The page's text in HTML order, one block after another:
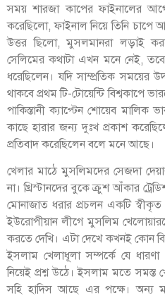
সময় শারজা কাপের ফাইনালের আগে
করেছিলো, ফাইনাল নিয়ে তিনি চাপে
উত্তর ছিলো, মুসলমানরা লড়াই
সেলিমের কথাটা এখন মনে নেই,
ধরেছিলেন। যদি সাম্প্রতিক সময়ের
থাকবে প্রথম টি-টোয়েন্টি বিশ্বকাপে
পাকিস্তানী ক্যাপ্টেন শোয়েব মালিক
কাছে হারার জন্য দুঃখ প্রকাশ
প্রতিবাদ করেছিলেন বলে মনে আছে।
খেলার মাঠে মুসলিমদের সেজদা
না। খ্রিস্টানদের বুকে ক্রুশ আঁকার
মোনাজাত ধরার প্রচলন একটি
ইউরোপীয়ান লীগে মুসলিম
করতে দেখি। এটা দেখে কখনই কোন
ইসলাম খেলাধূলা সম্পর্কে যে
নিয়েই প্রশ্ন উঠে। ইসলাম মতে সমস্ত
সহি হাদিস আছে এর পক্ষে। অন্য